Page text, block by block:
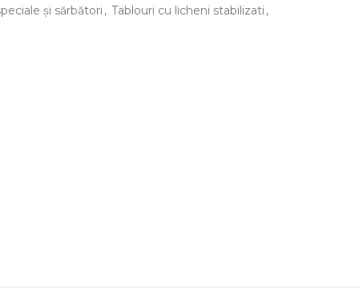
și sărbători , Tablouri cu licheni stabilizati ,